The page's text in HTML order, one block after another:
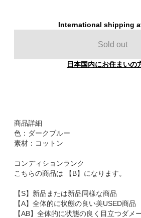
International shipping
Sold out
日本国内にお住まいの
商品詳細
色：ダークブルー
素材：コットン
コンディションランク
こちらの商品は 【B】になります。
【S】新品または新品同様な商品
【A】全体的に状態の良い美USED商品
【AB】全体的に状態の良く目立つダメ